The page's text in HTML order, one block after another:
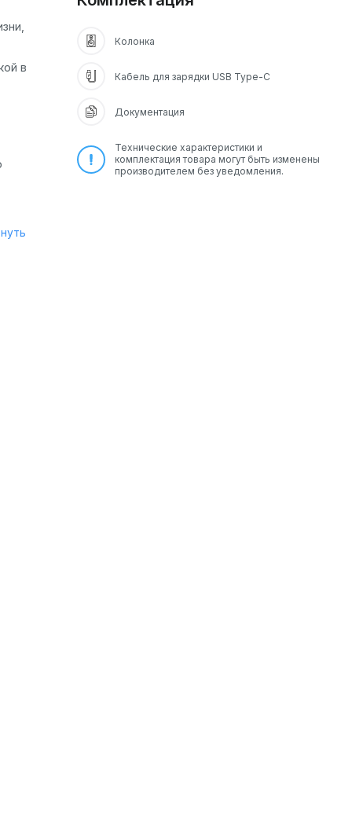
в
Колонка
Кабель для зарядки USB Type-C
Документация
Технические характеристики и
комплектация товара могут быть изменены
производителем без уведомления.